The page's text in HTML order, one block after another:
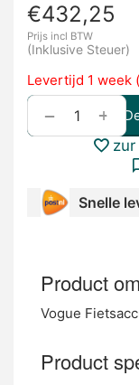
€432,25
Prijs incl BTW
(Inklusive Steuer)
Levertijd 1 week
+
−
Snelle
Product
Vogue
Product